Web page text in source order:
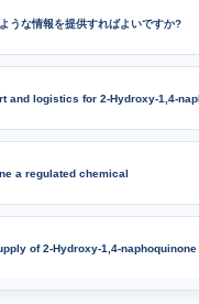
うな情報を提供すればよいですか?
and logistics for 2-Hydroxy-1,4-
a regulated chemical
of 2-Hydroxy-1,4-naphoquinone